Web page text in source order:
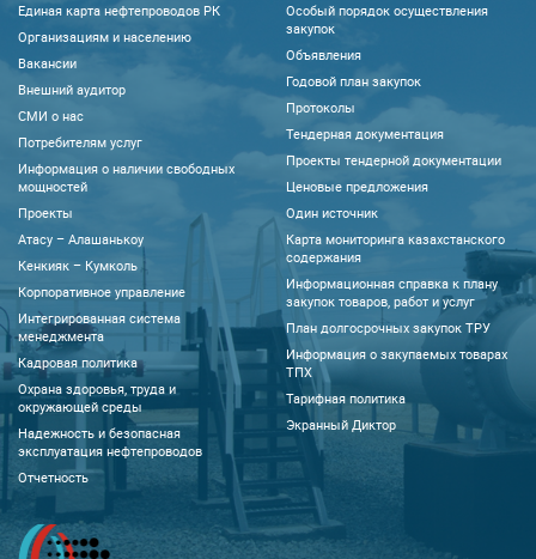
Единая карта нефтепроводов РК
Организациям и населению
Вакансии
Внешний аудитор
CМИ о нас
Потребителям услуг
Информация о наличии свободных
мощностей
Проекты
Атасу – Алашанькоу
Кенкияк – Кумколь
Корпоративное управление
Интегрированная система
менеджмента
Кадровая политика
Охрана здоровья, труда и
окружающей среды
Надежность и безопасная
эксплуатация нефтепроводов
Отчетность
Особый порядок осуществления
закупок
Объявления
Годовой план закупок
Протоколы
Тендерная документация
Проекты тендерной документации
Ценовые предложения
Один источник
Карта мониторинга казахстанского
содержания
Информационная справка к плану
закупок товаров, работ и услуг
План долгосрочных закупок ТРУ
Информация о закупаемых товарах
ТПХ
Тарифная политика
Экранный Диктор